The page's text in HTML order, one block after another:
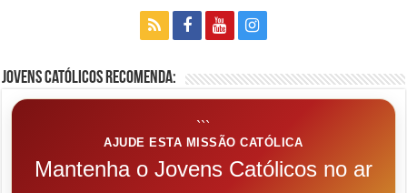
Jovens Católicos Recomenda:
```
AJUDE ESTA MISSÃO CATÓLICA
Mantenha o Jovens Católicos no ar